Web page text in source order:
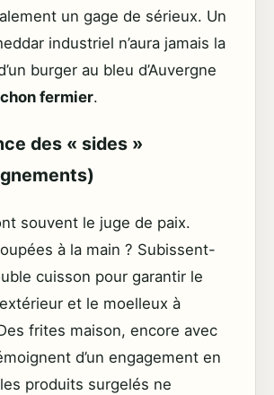
un gage de sérieux. Un
industriel n’aura jamais la
burger au bleu d’Auvergne
fermier.
des « sides »
souvent le juge de paix.
à la main ? Subissent-
cuisson pour garantir le
et le moelleux à
frites maison, encore avec
d’un engagement en
produits surgelés ne